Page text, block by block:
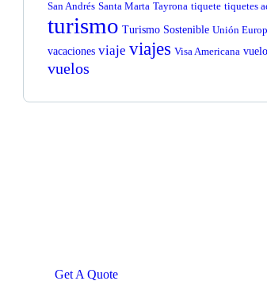
San Andrés Santa Marta Tayrona tiquete tiquetes
turismo Turismo Sostenible Unión
vacaciones viaje viajes Visa Americana vuelo
vuelos
Get A Quote